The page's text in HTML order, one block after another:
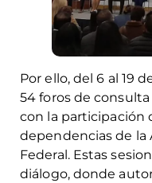
Por ello, del 6 al 19
54 foros de
con la participación
dependencias de la
Federal. Estas
diálogo, donde